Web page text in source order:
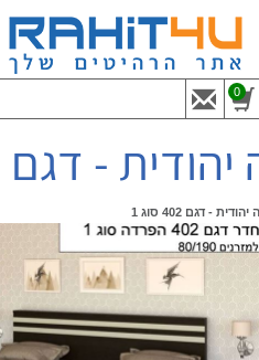
0
- דגם 402 סוג 1
- דגם 402 סוג 1